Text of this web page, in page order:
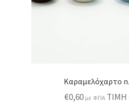
Καραμελόχαρτο
€0,60 με ΦΠΑ ΤΙΜΗ